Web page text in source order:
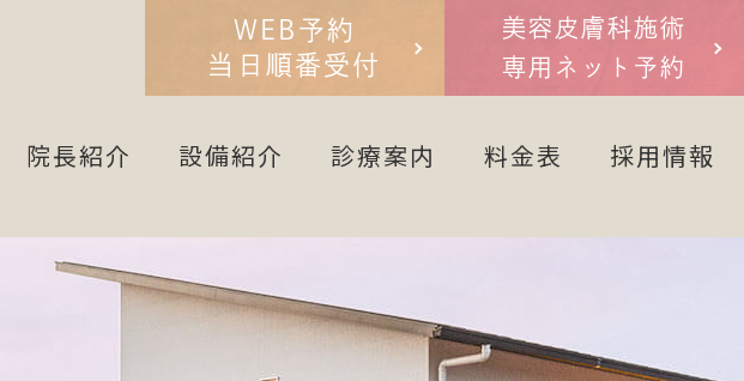
WEB予約
当日順番受付
美容皮膚科施術
専用ネット予約
院長紹介 設備紹介 診療案内 料金表 採用情報